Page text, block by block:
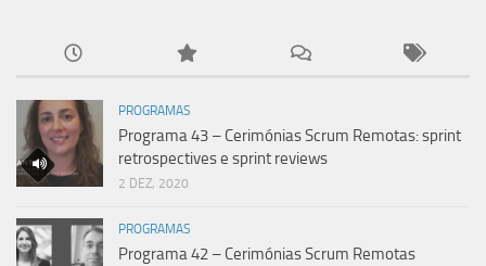
PROGRAMAS
Programa 43 – Cerimónias Scrum Remotas: sprint
retrospectives e sprint reviews
2 DEZ, 2020
PROGRAMAS
Programa 42 – Cerimónias Scrum Remotas